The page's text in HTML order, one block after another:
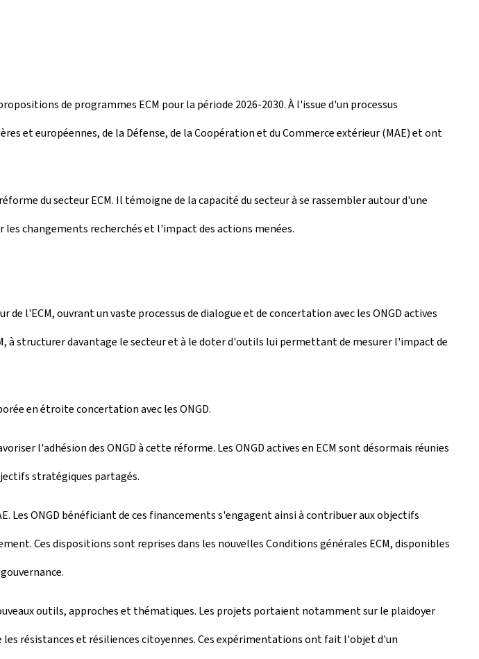
de programmes ECM pour la période 2026-2030. À l'issue d'un processus
et européennes, de la Défense, de la Coopération et du Commerce extérieur (MAE) et ont
du secteur ECM. Il témoigne de la capacité du secteur à se rassembler autour d'une
changements recherchés et l'impact des actions menées.
l'ECM, ouvrant un vaste processus de dialogue et de concertation avec les ONGD actives
à structurer davantage le secteur et à le doter d'outils lui permettant de mesurer l'impact de
en étroite concertation avec les ONGD.
l'adhésion des ONGD à cette réforme. Les ONGD actives en ECM sont désormais réunies
stratégiques partagés.
Les ONGD bénéficiant de ces financements s'engagent ainsi à contribuer aux objectifs
Ces dispositions sont reprises dans les nouvelles Conditions générales ECM, disponibles
outils, approches et thématiques. Les projets portaient notamment sur le plaidoyer
résistances et résiliences citoyennes. Ces expérimentations ont fait l'objet d'un